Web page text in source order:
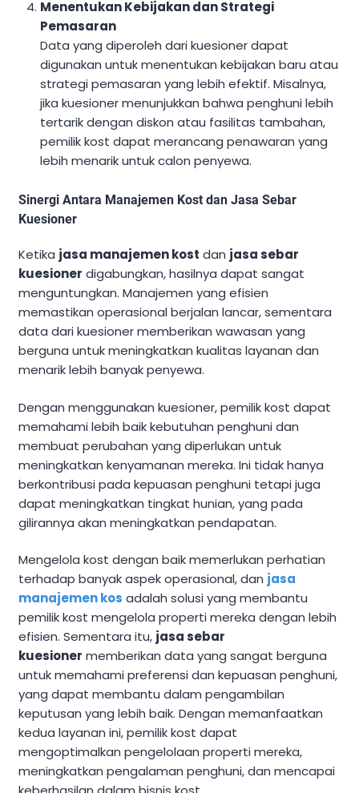
Menentukan Kebijakan dan Strategi
Pemasaran
Data yang diperoleh dari kuesioner dapat
digunakan untuk menentukan kebijakan baru atau
strategi pemasaran yang lebih efektif. Misalnya,
jika kuesioner menunjukkan bahwa penghuni lebih
tertarik dengan diskon atau fasilitas tambahan,
pemilik kost dapat merancang penawaran yang
lebih menarik untuk calon penyewa.
Sinergi Antara Manajemen Kost dan Jasa Sebar
Kuesioner
Ketika jasa manajemen kost dan jasa sebar
kuesioner digabungkan, hasilnya dapat sangat
menguntungkan. Manajemen yang efisien
memastikan operasional berjalan lancar, sementara
data dari kuesioner memberikan wawasan yang
berguna untuk meningkatkan kualitas layanan dan
menarik lebih banyak penyewa.
Dengan menggunakan kuesioner, pemilik kost dapat
memahami lebih baik kebutuhan penghuni dan
membuat perubahan yang diperlukan untuk
meningkatkan kenyamanan mereka. Ini tidak hanya
berkontribusi pada kepuasan penghuni tetapi juga
dapat meningkatkan tingkat hunian, yang pada
gilirannya akan meningkatkan pendapatan.
Mengelola kost dengan baik memerlukan perhatian
terhadap banyak aspek operasional, dan jasa
manajemen kos adalah solusi yang membantu
pemilik kost mengelola properti mereka dengan lebih
efisien. Sementara itu, jasa sebar
kuesioner memberikan data yang sangat berguna
untuk memahami preferensi dan kepuasan penghuni,
yang dapat membantu dalam pengambilan
keputusan yang lebih baik. Dengan memanfaatkan
kedua layanan ini, pemilik kost dapat
mengoptimalkan pengelolaan properti mereka,
meningkatkan pengalaman penghuni, dan mencapai